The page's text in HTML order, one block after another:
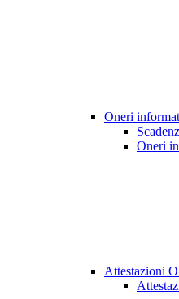
Oneri
Oneri
Attestazioni